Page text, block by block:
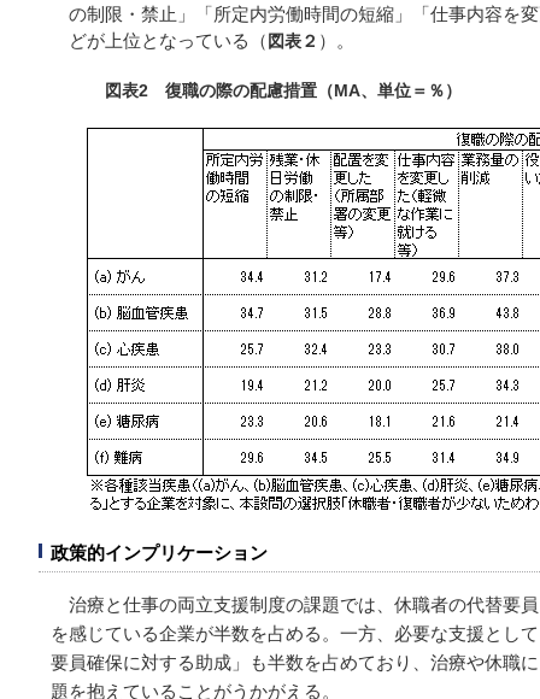
の制限・禁止」「所定内労働時間の短縮」「仕事内容を
どが上位となっている（図表２ ）。
図表2 復職の際の配慮措置（MA、単位＝％）
政策的インプリケーション
治療と仕事の両立支援制度の課題では、休職者の代替要
を感じている企業が半数を占める。一方、必要な支援とし
要員確保に対する助成」も半数を占めており、治療や休職
題を抱えていることがうかがえる。